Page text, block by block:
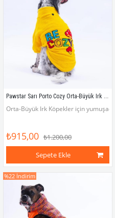
Pawstar Sarı Porto Cozy Orta-Büyük Irk Köpek Pofuduk Sweatshirt
Orta-Büyük Irk Köpekler için
₺915,00 ₺1.200,00
Sepete Ekle
%22 İndirim